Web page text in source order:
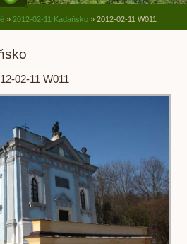
» 2012-02-11 Kadaňsko » 2012-02-11 W011
02-11 W011